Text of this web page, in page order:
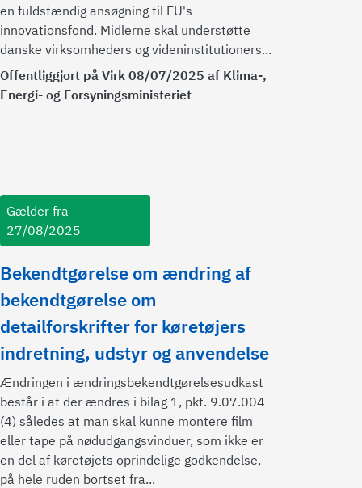
en fuldstændig ansøgning til EU's
innovationsfond. Midlerne skal understøtte
danske virksomheders og videninstitutioners...
Offentliggjort på Virk 08/07/2025 af Klima-,
Energi- og Forsyningsministeriet
Gælder fra
27/08/2025
Bekendtgørelse om ændring af
bekendtgørelse om
detailforskrifter for køretøjers
indretning, udstyr og anvendelse
Ændringen i ændringsbekendtgørelsesudkast
består i at der ændres i bilag 1, pkt. 9.07.004
(4) således at man skal kunne montere film
eller tape på nødudgangsvinduer, som ikke er
en del af køretøjets oprindelige godkendelse,
på hele ruden bortset fra...